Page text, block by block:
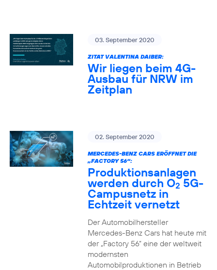
03. September 2020
ZITAT VALENTINA DAIBER:
Wir liegen beim 4G-
Ausbau für NRW im
Zeitplan
02. September 2020
MERCEDES-BENZ CARS ERÖFFNET DIE
„FACTORY 56“:
Produktionsanlagen
werden durch O25G-
Campusnetz in
Echtzeit vernetzt
Der Automobilhersteller
Mercedes-Benz Cars hat heute mit
der „Factory 56“ eine der weltweit
modernsten
Automobilproduktionen in Betrieb